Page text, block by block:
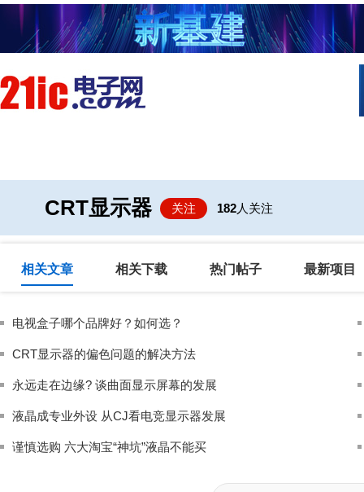
CRT显示器 关注 182人关注
相关文章 相关下载 热门帖子 最新项目
电视盒子哪个品牌好？如何选？
CRT显示器的偏色问题的解决方法
永远走在边缘? 谈曲面显示屏幕的发展
液晶成专业外设 从CJ看电竞显示器发展
谨慎选购 六大淘宝“神坑”液晶不能买